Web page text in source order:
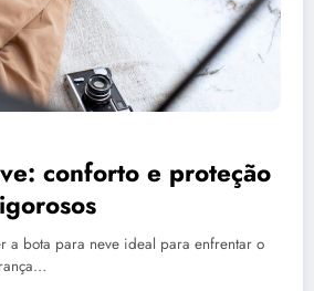
conforto e proteção
a bota para neve ideal para enfrentar o